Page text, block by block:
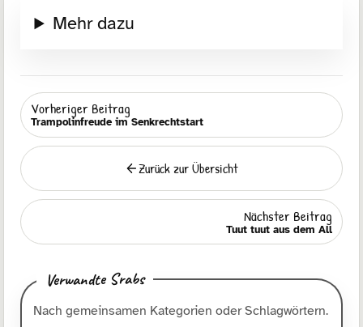
Mehr dazu
Vorheriger Beitrag
Trampolinfreude im Senkrechtstart
Zurück
Zurück zur Übersicht
Nächster Beitrag
Tuut tuut aus dem All
Verwandte Srabs
Nach gemeinsamen Kategorien oder Schlagwörtern.